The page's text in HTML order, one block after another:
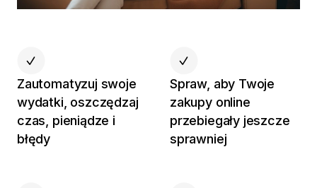
Zautomatyzuj swoje
wydatki, oszczędzaj
czas, pieniądze i
błędy
Spraw, aby Twoje
zakupy online
przebiegały jeszcze
sprawniej